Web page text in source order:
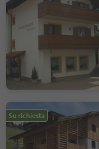
Su richiesta